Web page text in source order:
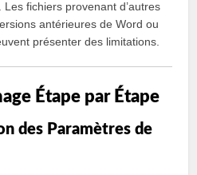
fichiers provenant d’autres
antérieures de Word ou
présenter des limitations.
Étape par Étape
des Paramètres de